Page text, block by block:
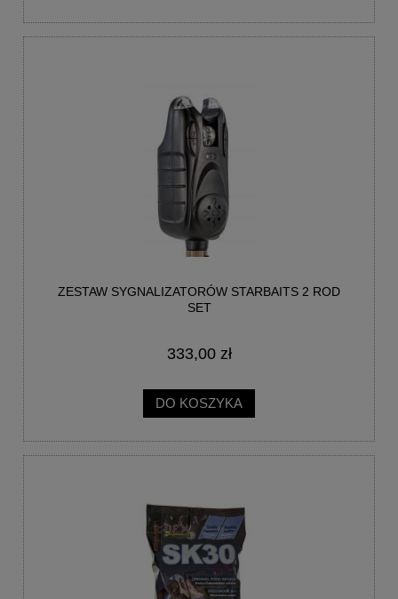
ZESTAW SYGNALIZATORÓW STARBAITS 2 ROD
SET
333,00 zł
DO KOSZYKA